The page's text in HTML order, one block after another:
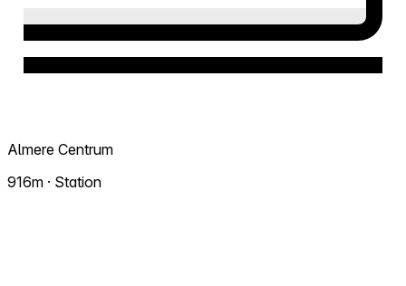
Almere Centrum
916m · Station